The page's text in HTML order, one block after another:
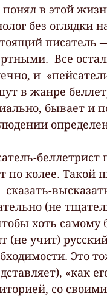
понял в этой
без оглядки
писатель
Все
и
в жанре
бывает и
по колее. Такой
сказать-
(не
хоть самому
(не учит)
Это
«как
со